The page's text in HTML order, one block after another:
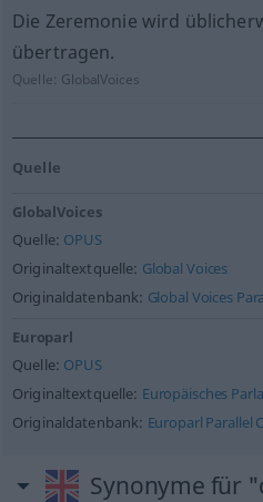
Die Zeremonie wird
übertragen.
Quelle: GlobalVoices
Quelle
GlobalVoices
Quelle: OPUS
Originaltextquelle: Global Voices
Originaldatenbank: Global Voices
Europarl
Quelle: OPUS
Originaltextquelle: Europäisches
Originaldatenbank: Europarl Parallel
Synonyme für